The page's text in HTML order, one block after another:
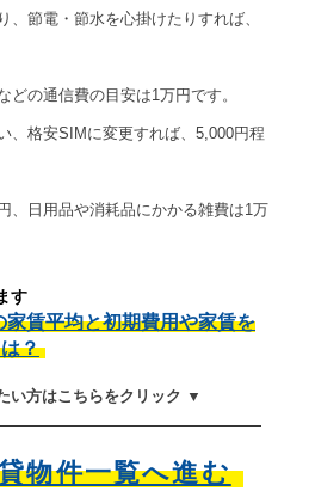
、節電・節水を心掛けたりすれば、
どの通信費の目安は1万円です。
、格安SIMに変更すれば、5,000円程
、日用品や消耗品にかかる雑費は1万
す
賃平均と初期費用や家賃を
？
い方はこちらをクリック ▼
物件一覧へ進む